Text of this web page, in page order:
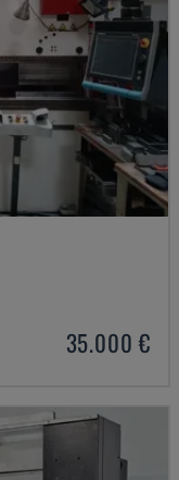
35.000 €